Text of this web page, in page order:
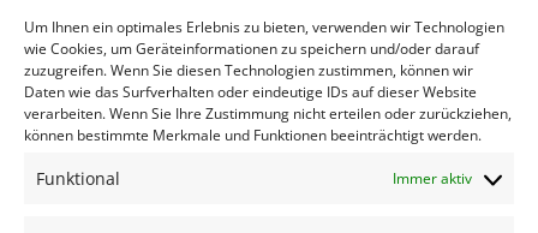
Um Ihnen ein optimales Erlebnis zu bieten, verwenden wir Technologien
wie Cookies, um Geräteinformationen zu speichern und/oder darauf
zuzugreifen. Wenn Sie diesen Technologien zustimmen, können wir
Daten wie das Surfverhalten oder eindeutige IDs auf dieser Website
verarbeiten. Wenn Sie Ihre Zustimmung nicht erteilen oder zurückziehen,
können bestimmte Merkmale und Funktionen beeinträchtigt werden.
Funktional Immer aktiv
*